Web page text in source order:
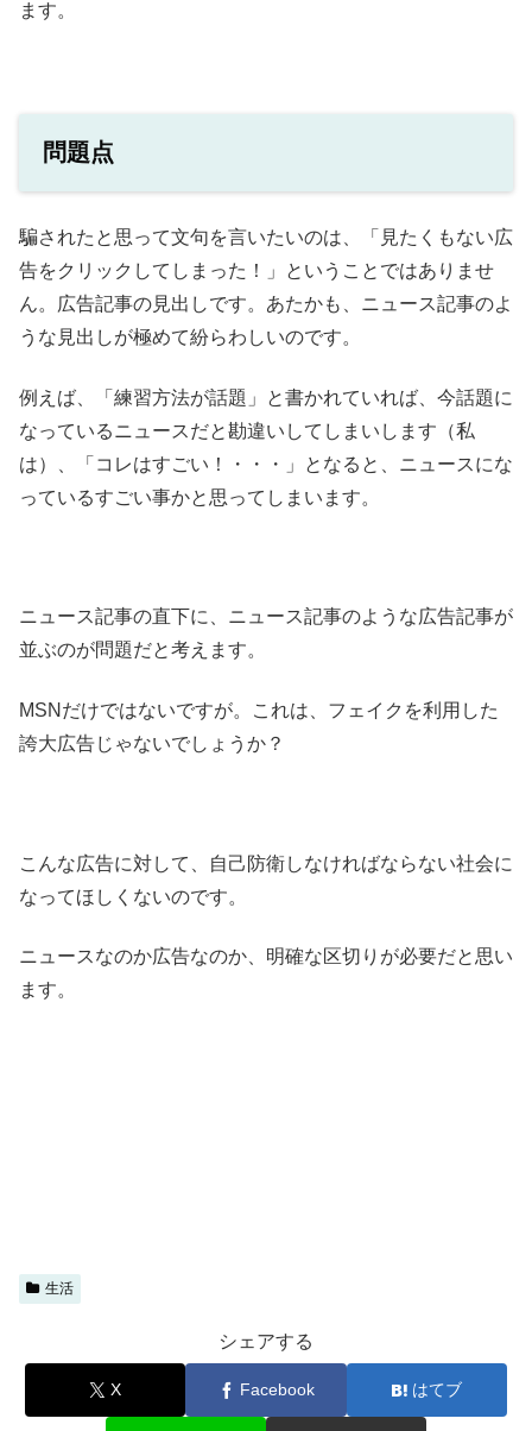
ます。
問題点
騙されたと思って文句を言いたいのは、「見たくもない広
告をクリックしてしまった！」ということではありませ
ん。広告記事の見出しです。あたかも、ニュース記事のよ
うな見出しが極めて紛らわしいのです。
例えば、「練習方法が話題」と書かれていれば、今話題に
なっているニュースだと勘違いしてしまいします（私
は）、「コレはすごい！・・・」となると、ニュースにな
っているすごい事かと思ってしまいます。
ニュース記事の直下に、ニュース記事のような広告記事が
並ぶのが問題だと考えます。
MSNだけではないですが。これは、フェイクを利用した
誇大広告じゃないでしょうか？
こんな広告に対して、自己防衛しなければならない社会に
なってほしくないのです。
ニュースなのか広告なのか、明確な区切りが必要だと思い
ます。
生活
シェアする
X Facebook はてブ